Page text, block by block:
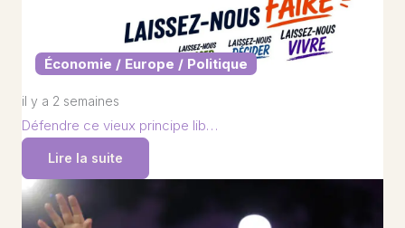
Économie / Europe / Politique
il y a 2 semaines
Défendre ce vieux principe lib…
Lire la suite